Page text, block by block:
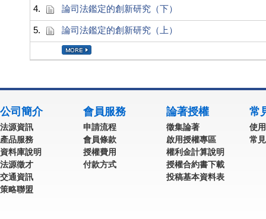
4. 論司法鑑定的創新研究（下）
5. 論司法鑑定的創新研究（上）
公司簡介
法源資訊
產品服務
資料庫說明
法源徵才
交通資訊
策略聯盟
會員服務
申請流程
會員條款
授權費用
付款方式
論著授權
徵集論著
啟用授權專區
權利金計算說明
授權合約書下載
投稿基本資料表
常
使
常